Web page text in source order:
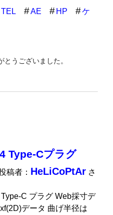
TEL AE HP
ケ
うございました。
Type-Cプラグ
稿者： HeLiCoPtAr さ
C プラグ Web採寸デ
データ 曲げ半径は